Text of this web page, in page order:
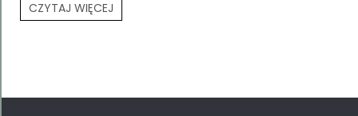
CZYTAJ WIĘCEJ